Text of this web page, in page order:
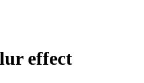
effect